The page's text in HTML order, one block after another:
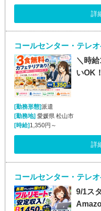
詳
＼時
いOK
[勤務形態]派遣
[勤務地] 愛媛県 松山市
[時給] 1,350円～
詳
9/1ス